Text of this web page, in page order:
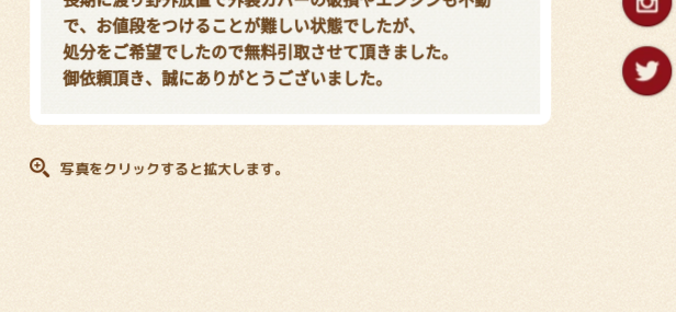
で、お値段をつけることが難しい状態でしたが、
処分をご希望でしたので無料引取させて頂きました。
御依頼頂き、誠にありがとうございました。
写真をクリックすると拡大します。